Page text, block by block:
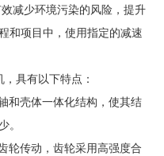
减少环境污染的风险，提升
和项目中，使用指定的减速
具有以下特点：
和壳体一体化结构，使其结
。
轮传动，齿轮采用高强度合